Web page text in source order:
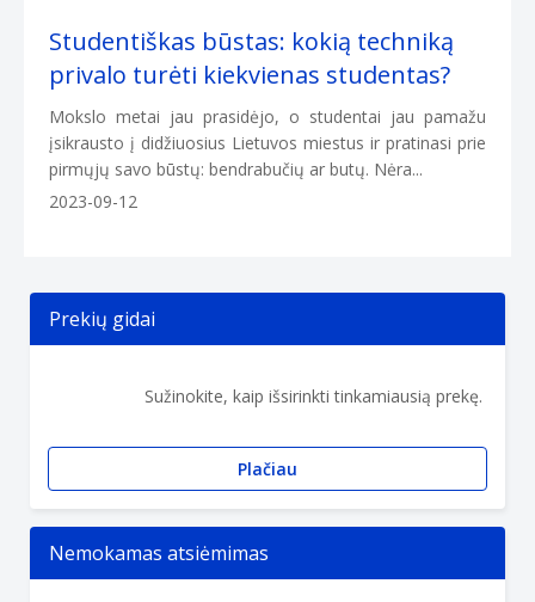
Studentiškas būstas: kokią techniką
privalo turėti kiekvienas studentas?
Mokslo metai jau prasidėjo, o studentai jau pamažu
įsikrausto į didžiuosius Lietuvos miestus ir pratinasi prie
pirmųjų savo būstų: bendrabučių ar butų. Nėra...
2023-09-12
Prekių gidai
Sužinokite, kaip išsirinkti tinkamiausią prekę.
Plačiau
Nemokamas atsiėmimas